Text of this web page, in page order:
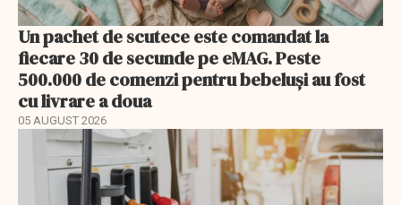
Un pachet de scutece este comandat la
fiecare 30 de secunde pe eMAG. Peste
500.000 de comenzi pentru bebeluși au fost
cu livrare a doua
05 AUGUST 2026